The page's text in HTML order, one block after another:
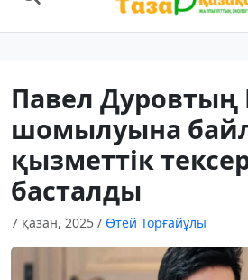
Павел Дуровтың
шомылуына
қызметтік
басталды
7 қазан, 2025 / Өтей Торғайұлы